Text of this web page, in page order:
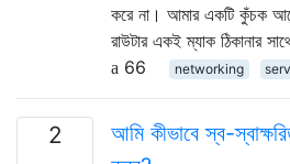
করে না। আমার একটি কুঁচক
রাউটার একই ম্যাক ঠিকানার
66
networking
2
আমি কীভাবে স্ব-